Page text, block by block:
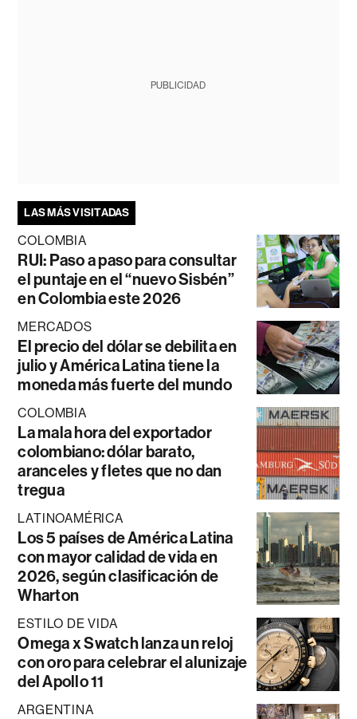
PUBLICIDAD
LAS MÁS VISITADAS
COLOMBIA
RUI: Paso a paso para consultar
el puntaje en el “nuevo Sisbén”
en Colombia este 2026
MERCADOS
El precio del dólar se debilita en
julio y América Latina tiene la
moneda más fuerte del mundo
COLOMBIA
La mala hora del exportador
colombiano: dólar barato,
aranceles y fletes que no dan
tregua
LATINOAMÉRICA
Los 5 países de América Latina
con mayor calidad de vida en
2026, según clasificación de
Wharton
ESTILO DE VIDA
Omega x Swatch lanza un reloj
con oro para celebrar el alunizaje
del Apollo 11
ARGENTINA